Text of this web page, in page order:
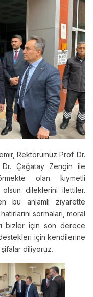
Rektörümüz Prof. Dr.
Dr. Çağatay Zengin ile
olan kıymetli
olsun dileklerini ilettiler.
bu anlamlı ziyarette
sormaları, moral
bizler için son derece
için kendilerine
diliyoruz.